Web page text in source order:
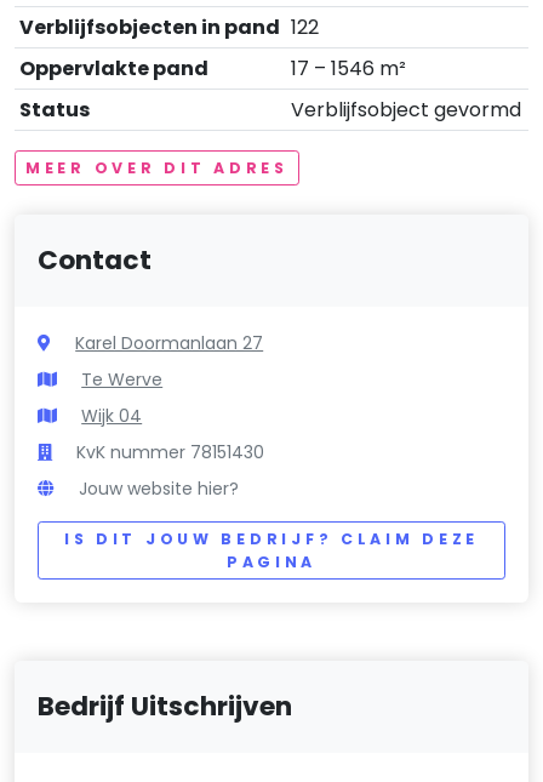
Verblijfsobjecten in pand 122
Oppervlakte pand
17 – 1546 m²
Status
Verblijfsobject gevormd
MEER OVER DIT ADRES
Contact
Karel Doormanlaan 27
Te Werve
Wijk 04
KvK nummer 78151430
Jouw website hier?
IS DIT JOUW BEDRIJF? CLAIM DEZE
PAGINA
Bedrijf Uitschrijven